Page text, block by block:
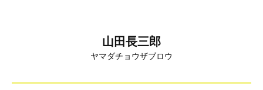
山田長三郎
ヤマダチョウザブロウ